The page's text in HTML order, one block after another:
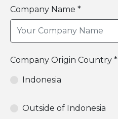
Company Name *
Company Origin Country *
Indonesia
Outside of Indonesia